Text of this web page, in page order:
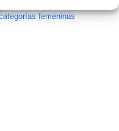
femeninas